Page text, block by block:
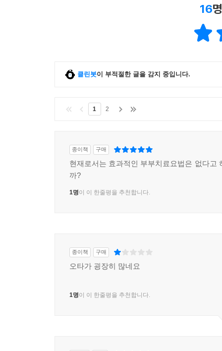
16
클린봇이 부적절한 글을 감지 중입니다.
1 2
종이책 구매
현재로서는 효과적인 부부치료요법은 없다고
까?
1명이 이 한줄평을 추천합니다.
종이책 구매
오타가 굉장히 많네요
1명이 이 한줄평을 추천합니다.